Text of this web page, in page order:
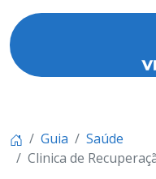
Guia
Saúde
Clinica de